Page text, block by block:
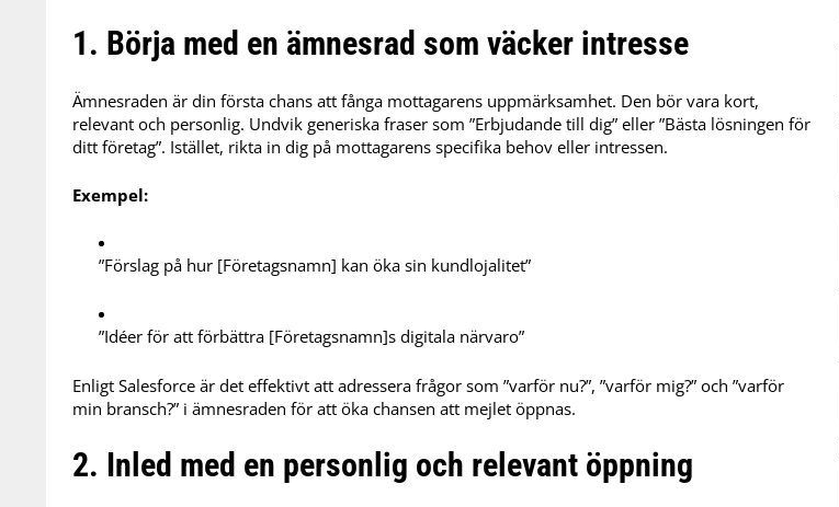
1. Börja med en ämnesrad som väcker intresse
Ämnesraden är din första chans att fånga mottagarens uppmärksamhet. Den bör vara kort,
relevant och personlig. Undvik generiska fraser som ”Erbjudande till dig” eller ”Bästa lösningen för
ditt företag”. Istället, rikta in dig på mottagarens specifika behov eller intressen.
Exempel:
”Förslag på hur [Företagsnamn] kan öka sin kundlojalitet”
”Idéer för att förbättra [Företagsnamn]s digitala närvaro”
Enligt Salesforce är det effektivt att adressera frågor som ”varför nu?”, ”varför mig?” och ”varför
min bransch?” i ämnesraden för att öka chansen att mejlet öppnas.
2. Inled med en personlig och relevant öppning